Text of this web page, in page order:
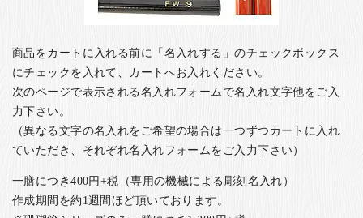
商品をカートに入れる前に「名入れする」のチェックボックス
にチェックを入れて、カートへお入れください。
次のページで表示される名入れフォームで名入れ文字他をご入
力下さい。
（異なる文字の名入れをご希望の場合は一つずつカートに入れ
ていただき、それぞれ名入れフォームをご入力下さい）
一膳につき400円+税（専用の機械による彫刻名入れ）
作成期間を約1週間ほど頂いております。